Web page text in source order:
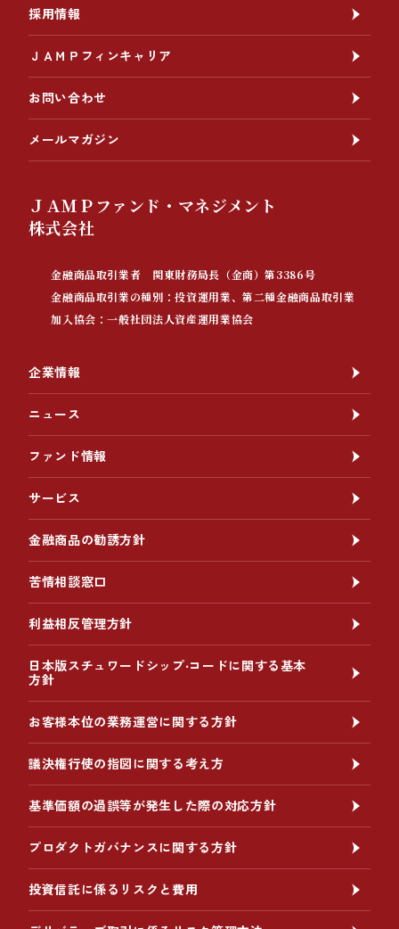
採用情報
ＪＡＭＰフィンキャリア
お問い合わせ
メールマガジン
ＪＡＭＰファンド・マネジメント
株式会社
金融商品取引業者 関東財務局長（金商）第3386号
金融商品取引業の種別：投資運用業、第二種金融商品取引業
加入協会：一般社団法人資産運用業協会
企業情報
ニュース
ファンド情報
サービス
金融商品の勧誘方針
苦情相談窓口
利益相反管理方針
日本版スチュワードシップ‧コードに関する基本
方針
お客様本位の業務運営に関する方針
議決権行使の指図に関する考え方
基準価額の過誤等が発生した際の対応方針
プロダクトガバナンスに関する方針
投資信託に係るリスクと費用